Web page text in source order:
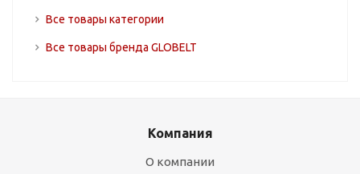
Все товары категории
Все товары бренда GLOBELT
Компания
О компании